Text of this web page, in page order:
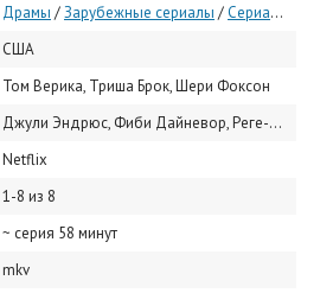
Драмы /Зарубежные сериалы / Сериалы 2024
США
Том Верика, Триша Брок, Шери Фоксон
Джули Эндрюс, Фиби Дайневор, Реге-Жан Пейдж, Джонатан Бейли, Никола Кохлан, Клаудия Джесси, Аджоа Андох, Сабрина Бартлетт, Рут Геммелль, Люк Ньютон
Netflix
1-8 из 8
~ серия 58 минут
mkv